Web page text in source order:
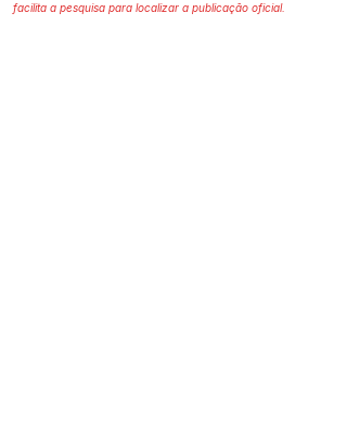
facilita a pesquisa para localizar a publicação oficial.